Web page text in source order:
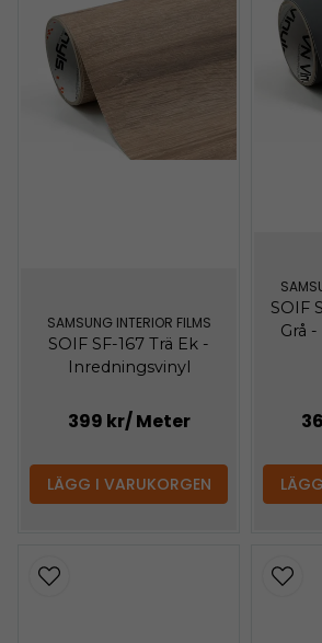
SAMSUNG INTERIOR FILMS
SOIF SF-167 Trä Ek -
Inredningsvinyl
399 kr/ Meter
LÄGG I VARUKORGEN
SOIF
Grå